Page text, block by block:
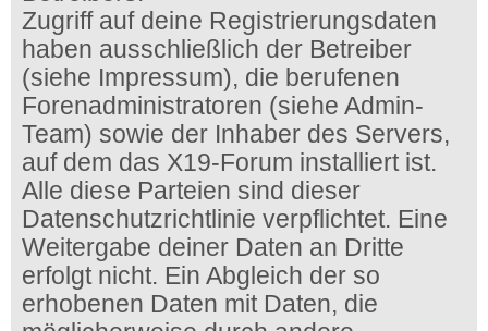
Zugriff auf deine Registrierungsdaten
haben ausschließlich der Betreiber
(siehe Impressum), die berufenen
Forenadministratoren (siehe Admin-
Team) sowie der Inhaber des Servers,
auf dem das X19-Forum installiert ist.
Alle diese Parteien sind dieser
Datenschutzrichtlinie verpflichtet. Eine
Weitergabe deiner Daten an Dritte
erfolgt nicht. Ein Abgleich der so
erhobenen Daten mit Daten, die